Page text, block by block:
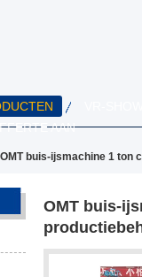
AAN
OMT buis-ijsmachine 1 ton
OMT buis-